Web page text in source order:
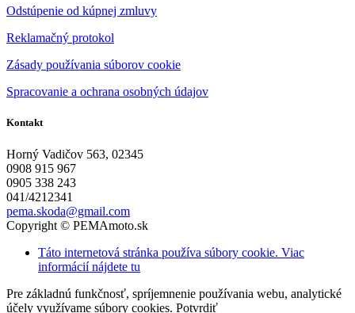
Odstúpenie od kúpnej zmluvy
Reklamačný protokol
Zásady používania súborov cookie
Spracovanie a ochrana osobných údajov
Kontakt
Horný Vadičov 563, 02345
0908 915 967
0905 338 243
041/4212341
pema.skoda@gmail.com
Copyright © PEMAmoto.sk
Táto internetová stránka používa súbory cookie. Viac
informácií nájdete tu
Pre základnú funkčnosť, spríjemnenie používania webu, analytické
účely využívame súbory cookies. Potvrdiť